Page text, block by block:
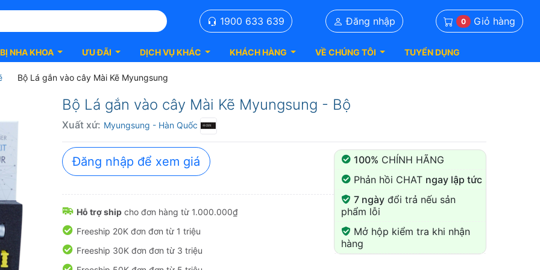
1900 633 639 Đăng nhập 0 Giỏ hàng
NHA KHOA ƯU ĐÃI DỊCH VỤ KHÁC KHÁCH HÀNG VỀ CHÚNG TÔI TUYỂN DỤNG
Bộ Lá gắn vào cây Mài Kẽ Myungsung
Bộ Lá gắn vào cây Mài Kẽ Myungsung - Bộ
Xuất xứ: Myungsung - Hàn Quốc
100% CHÍNH HÃNG
Phản hồi CHAT ngay lập tức
7 ngàyđổi trả nếu sản
phẩm lỗi
Mở hộp kiểm tra khi nhận
hàng
Đăng nhập để xem giá
Hỗ trợ ship cho đơn hàng từ 1.000.000₫
Freeship 20K đơn đơn từ 1 triệu
Freeship 30K đơn đơn từ 3 triệu